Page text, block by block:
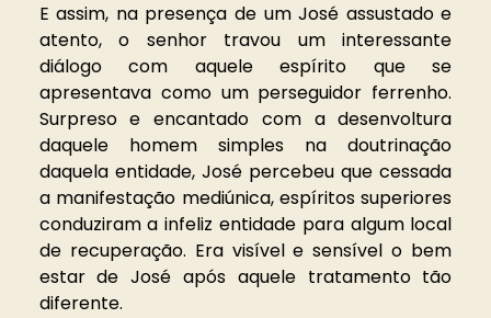
E assim, na presença de um José assustado e
atento, o senhor travou um interessante
diálogo com aquele espírito que se
apresentava como um perseguidor ferrenho.
Surpreso e encantado com a desenvoltura
daquele homem simples na doutrinação
daquela entidade, José percebeu que cessada
a manifestação mediúnica, espíritos superiores
conduziram a infeliz entidade para algum local
de recuperação. Era visível e sensível o bem
estar de José após aquele tratamento tão
diferente.